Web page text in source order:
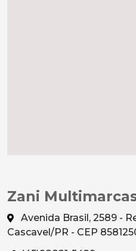
Zani
Avenida Brasil, 2589 -
Cascavel/PR - CEP